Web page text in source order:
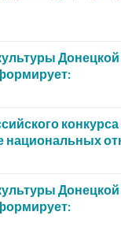
национальных